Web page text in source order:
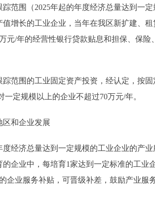
踪范围（2025年起的年度经济总量达到一
值增长的工业企业，当年在我区新扩建、
元/年的经营性银行贷款贴息和担保、保险
踪范围的工业固定资产投资，经认定，按
一定规模以上的企业不超过70万元/年。
区和企业发展
度经济总量达到一定规模的工业企业的产
的企业中，每培育1家达到一定标准的工业
企业服务补贴，可晋级补差，鼓励产业服